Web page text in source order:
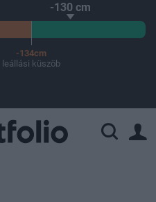
-130 cm
-134cm
leállási küszöb